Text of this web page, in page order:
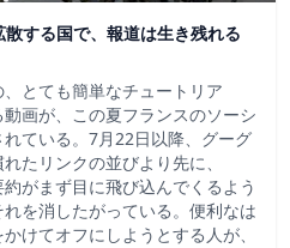
する国で、報道は生き残れる
とても簡単なチュートリア
画が、この夏フランスのソーシ
ている。7月22日以降、グーグ
たリンクの並びより先に、
がまず目に飛び込んでくるよう
を消したがっている。便利なは
けてオフにしようとする人が、